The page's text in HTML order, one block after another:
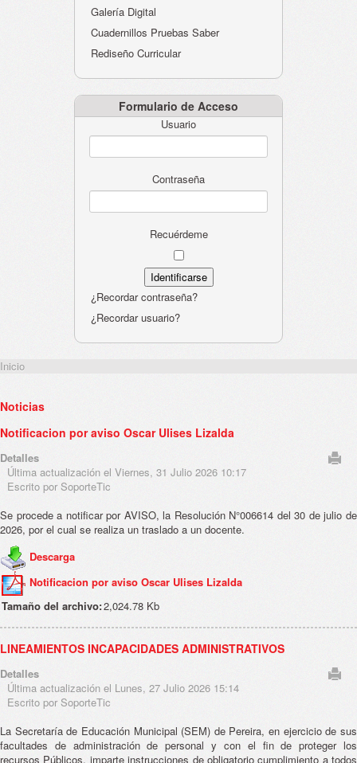
Galería Digital
Cuadernillos Pruebas Saber
Rediseño Curricular
Formulario de Acceso
Usuario
Contraseña
Recuérdeme
¿Recordar contraseña?
¿Recordar usuario?
Inicio
Noticias
Notificacion por aviso Oscar Ulises Lizalda
Detalles
Última actualización el Viernes, 31 Julio 2026 10:17
Escrito por SoporteTic
Se procede a notificar por AVISO, la Resolución N°006614 del 30 de julio de
2026, por el cual se realiza un traslado a un docente.
Descarga
Notificacion por aviso Oscar Ulises Lizalda
Tamaño del archivo:2,024.78 Kb
LINEAMIENTOS INCAPACIDADES ADMINISTRATIVOS
Detalles
Última actualización el Lunes, 27 Julio 2026 15:14
Escrito por SoporteTic
La Secretaría de Educación Municipal (SEM) de Pereira, en ejercicio de sus
facultades de administración de personal y con el fin de proteger los
recursos Públicos, imparte instrucciones de obligatorio cumplimiento a todos